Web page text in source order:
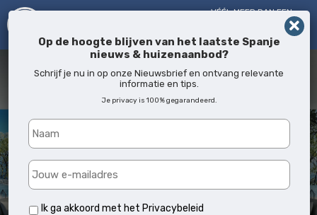
VÉÉL MEER DAN EEN
Op de hoogte blijven van het laatste Spanje
nieuws & huizenaanbod?
Schrijf je nu in op onze Nieuwsbrief en ontvang relevante
informatie en tips.
Je privacy is 100% gegarandeerd.
Ik ga akkoord met het Privacybeleid